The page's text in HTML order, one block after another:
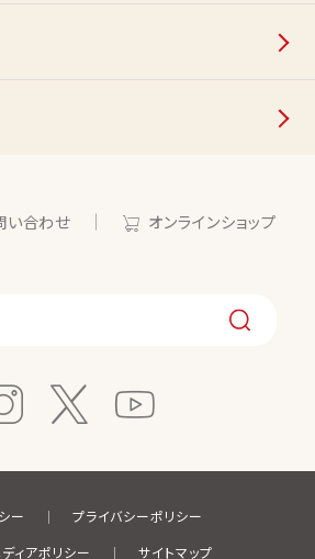
い合わせ オンラインショップ
ー
プライバシーポリシー
ィアポリシー
サイトマップ